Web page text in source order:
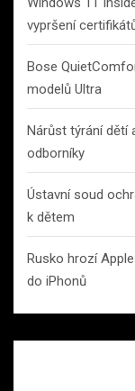
vypršení
Bose
modelů Ultra
Nárůst týrání dětí
odborníky
Ústavní soud
k dětem
Rusko hrozí
do iPhonů